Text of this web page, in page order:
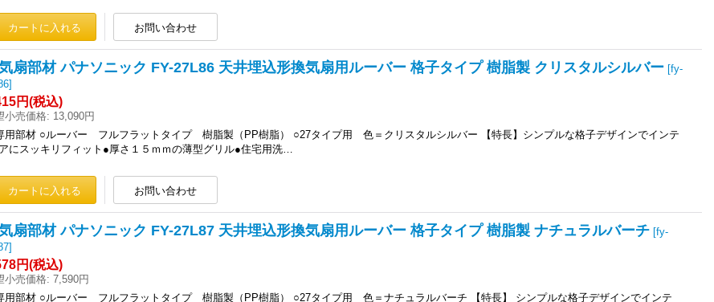
扇部材 パナソニック FY-27L86 天井埋込形換気扇用ルーバー 格子タイプ 樹脂製 クリスタルシルバー [fy-
]
円(税込)
小売価格: 13,090円
用部材 ○ルーバー フルフラットタイプ 樹脂製（PP樹脂） ○27タイプ用 色＝クリスタルシルバー 【特長】シンプルな格子デザインでインテ
にスッキリフィット●厚さ１５ｍｍの薄型グリル●住宅用洗…
扇部材 パナソニック FY-27L87 天井埋込形換気扇用ルーバー 格子タイプ 樹脂製 ナチュラルバーチ [fy-
]
円(税込)
小売価格: 7,590円
用部材 ○ルーバー フルフラットタイプ 樹脂製（PP樹脂） ○27タイプ用 色＝ナチュラルバーチ 【特長】 シンプルな格子デザインでインテ